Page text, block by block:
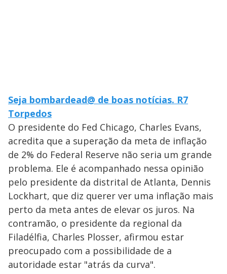
Seja bombardead@ de boas notícias. R7
Torpedos
O presidente do Fed Chicago, Charles Evans,
acredita que a superação da meta de inflação
de 2% do Federal Reserve não seria um grande
problema. Ele é acompanhado nessa opinião
pelo presidente da distrital de Atlanta, Dennis
Lockhart, que diz querer ver uma inflação mais
perto da meta antes de elevar os juros. Na
contramão, o presidente da regional da
Filadélfia, Charles Plosser, afirmou estar
preocupado com a possibilidade de a
autoridade estar "atrás da curva".